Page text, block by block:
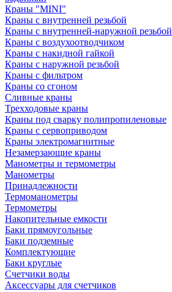
Краны "MINI"
Краны с внутренней резьбой
Краны с внутренней-наружной резьбой
Краны с воздухоотводчиком
Краны с накидной гайкой
Краны с наружной резьбой
Краны с фильтром
Краны со сгоном
Сливные краны
Трехходовые краны
Краны под сварку полипропиленовые
Краны с сервоприводом
Краны электромагнитные
Незамерзающие краны
Манометры и термометры
Манометры
Принадлежности
Термоманометры
Термометры
Накопительные емкости
Баки прямоугольные
Баки подземные
Комплектующие
Баки круглые
Счетчики воды
Аксессуары для счетчиков